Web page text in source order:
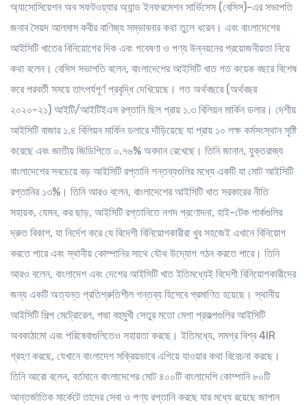
অ্যাসোসিয়েশন অব সফটওয়্যার অ্যান্ড ইনফরমেশন সার্ভিসেস (বেসিস)-এর সভাপতি
জনাব সৈয়দ আলমাস কবীর বাণিজ্য সম্ভাবনার কথা তুলে ধরেন। এবং বাংলাদেশের
আইসিটি খাতের বিনিয়োগের দিক এবং গবেষণা ও পণ্য উন্নয়নের প্রয়োজনীয়তা নিয়ে
কথা বলেন। বেসিস সভাপতি বলেন, বাংলাদেশের আইসিটি খাত গত কয়েক বছরে বিশেষ
করে পরবর্তী সময়ে তাৎপর্যপূর্ণ প্রবৃদ্ধি দেখিয়েছে। গত অর্থবছরে (অর্থবছর
২০২০-২১) আইটি/আইটিইএস রপ্তানি ছিল প্রায় ১.৩ বিলিয়ন মার্কিন ডলার। দেশীয়
আইসিটি বাজার ১.৪ বিলিয়ন মার্কিন ডলারে দাঁড়িয়েছে যা প্রায় ১০ লক্ষ কর্মসংস্থান সৃষ্টি
করেছে এবং জাতীয় জিডিপিতে ০.৭৬% অবদান রেখেছে। তিনি জানান, যুক্তরাজ্য
বাংলাদেশের সবচেয়ে বড় আইসিটি রপ্তানি গন্তব্যগুলির মধ্যে একটি যা মোট আইসিটি
রপ্তানির ১৩%। তিনি আরও বলেন, বাংলাদেশের আইসিটি খাত সরকারের নীতি
সহায়ক, যেমন, কর ছাড়, আইসিটি রপ্তানিতে নগদ প্রণোদনা, হাই-টেক পার্কগুলির
দ্রুত বিকাশ, যা নির্দেশ করে যে বিদেশী বিনিয়োগকারীরা খুব সহজেই এখানে বিনিয়োগ
করতে পারে এবং স্থানীয় কোম্পানির সাথে যৌথ উদ্যোগ গঠন করতে পারে। তিনি
আরও বলেন, বাংলাদেশ এবং দেশের আইসিটি খাত ইতিমধ্যেই বিদেশী বিনিয়োগকারীদের
জন্য একটি অত্যন্ত প্রতিশ্রুতিশীল গন্তব্য হিসেবে প্রমাণিত হয়েছে। স্থানীয়
আইসিটি শিল্প মেট্রোরেল, পদ্মা বহুমুখী সেতুর মতো মেগা প্রকল্পগুলির আইসিটি
অবকাঠামো এবং পরিষেবাগুলিতেও সহায়তা করছে। ইতিমধ্যে, সমগ্র বিশ্ব 4IR
গ্রহণ করছে, যেখানে বাংলাদেশ সক্রিয়ভাবে এগিয়ে যাওয়ার কথা বিবেচনা করছে।
তিনি আরো বলেন, বর্তমানে বাংলাদেশের মোট ৪০০টি বাংলাদেশি কোম্পানি ৮০টি
আন্তর্জাতিক মার্কেটে তাদের সেবা ও পণ্য রপ্তানি করছে যার মধ্যে রয়েছে জাপান